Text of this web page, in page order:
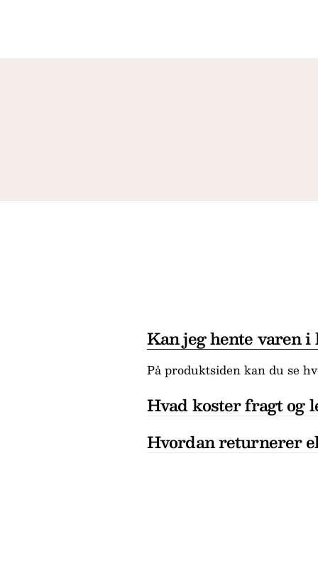
Kan jeg hente varen
På produktsiden kan du se
Hvad koster fragt og
Hvordan returnerer